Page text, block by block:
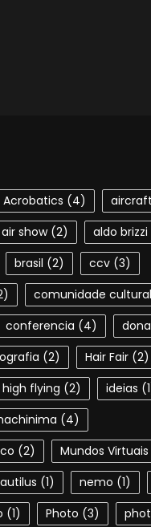
Acrobatics (4) aircraft
air show(2) aldo brizzi
brasil (2) ccv(3)
comunidade
conferencia (4)
(2) Hair Fair(2)
high flying (2) ideias
(4)
(2) Mundos Virtuais
(1) nemo (1)
(1) Photo (3)